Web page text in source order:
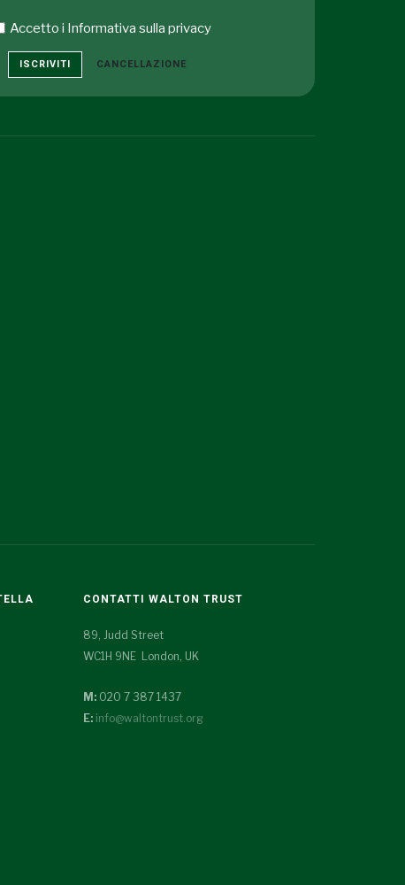
Accetto i Informativa sulla privacy
ISCRIVITI CANCELLAZIONE
CONTATTI WALTON TRUST
89, Judd Street
WC1H 9NE London, UK
M:020 7 387 1437
E: info@waltontrust.org